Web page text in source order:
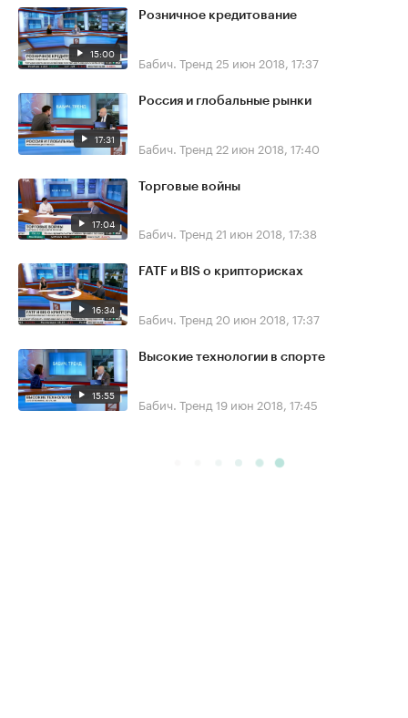
15:00
Розничное кредитование
Бабич. Тренд 25 июн 2018, 17:37
17:31
Россия и глобальные рынки
Бабич. Тренд 22 июн 2018, 17:40
17:04
Торговые войны
Бабич. Тренд 21 июн 2018, 17:38
16:34
FATF и BIS о крипторисках
Бабич. Тренд 20 июн 2018, 17:37
15:55
Высокие технологии в спорте
Бабич. Тренд 19 июн 2018, 17:45